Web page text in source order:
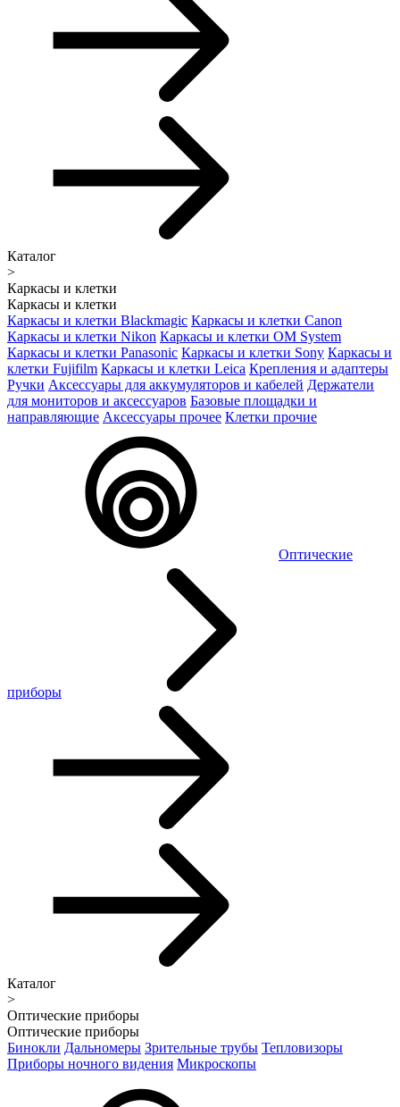
Каталог
>
Каркасы и клетки
Каркасы и клетки
Каркасы и клетки Blackmagic Каркасы и клетки Canon
Каркасы и клетки Nikon Каркасы и клетки OM System
Каркасы и клетки Panasonic Каркасы и клетки Sony Каркасы и
клетки Fujifilm Каркасы и клетки Leica Крепления и адаптеры
Ручки Аксессуары для аккумуляторов и кабелей Держатели
для мониторов и аксессуаров Базовые площадки и
направляющие Аксессуары прочее Клетки прочие
Оптические
приборы
Каталог
>
Оптические приборы
Оптические приборы
Бинокли Дальномеры Зрительные трубы Тепловизоры
Приборы ночного видения Микроскопы